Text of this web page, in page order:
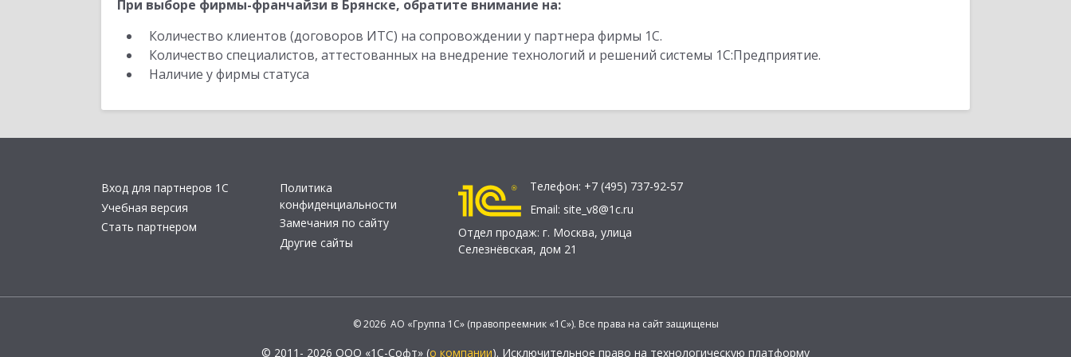
При выборе фирмы-франчайзи в Брянске, обратите внимание на:
Количество клиентов (договоров ИТС) на сопровождении у партнера фирмы 1С.
Количество специалистов, аттестованных на внедрение технологий и решений системы 1С:Предприятие.
Наличие у фирмы статуса
Вход для партнеров 1С
Учебная версия
Стать партнером
Политика
конфиденциальности
Замечания по сайту
Другие сайты
Телефон: +7 (495) 737-92-57
Email: site_v8@1c.ru
Отдел продаж: г. Москва, улица
Селезнёвская, дом 21
© 2026 АО «Группа 1С» (правопреемник «1С»). Все права на сайт защищены
© 2011- 2026 ООО «1С-Софт» (о компании). Исключительное право на технологическую платформу